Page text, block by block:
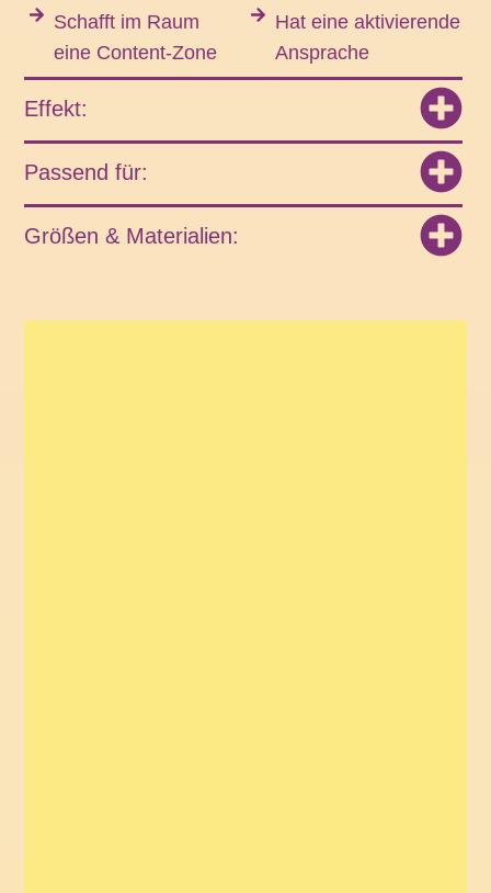
Schafft im Raum
eine Content-Zone
Hat eine aktivierende
Ansprache
Effekt:
Passend für:
Größen & Materialien: